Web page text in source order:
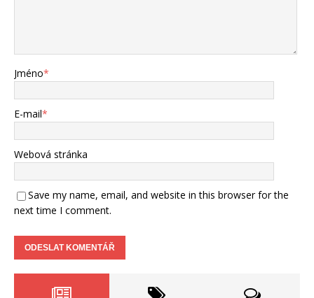
Jméno*
E-mail*
Webová stránka
Save my name, email, and website in this browser for the
next time I comment.